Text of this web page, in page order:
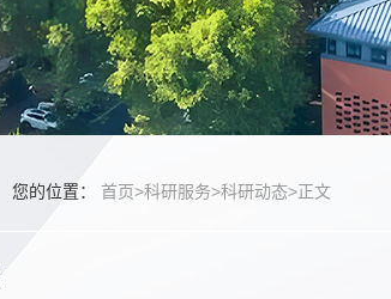
您的位置： 首页>科研服务>科研动态>正文